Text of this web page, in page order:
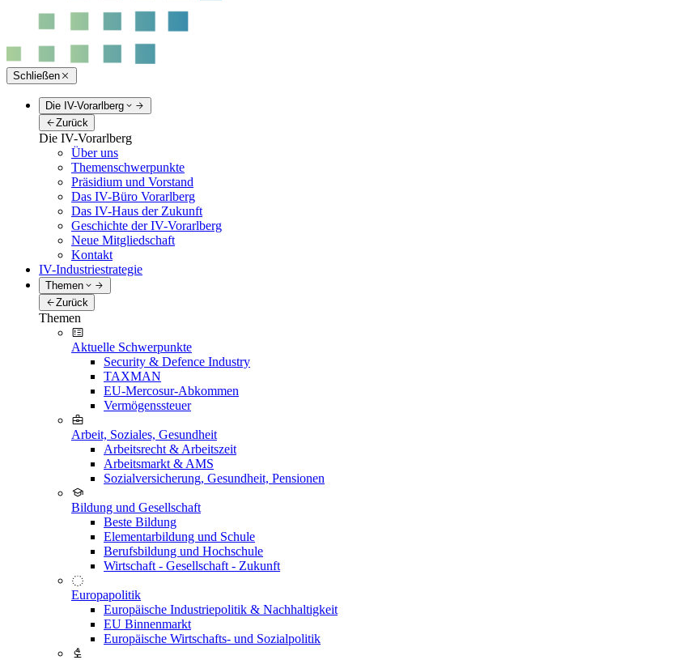
Schließen
Die IV-Vorarlberg
Zurück
Die IV-Vorarlberg
Über uns
Themenschwerpunkte
Präsidium und Vorstand
Das IV-Büro Vorarlberg
Das IV-Haus der Zukunft
Geschichte der IV-Vorarlberg
Neue Mitgliedschaft
Kontakt
IV-Industriestrategie
Themen
Zurück
Themen
Aktuelle Schwerpunkte
Security & Defence Industry
TAXMAN
EU-Mercosur-Abkommen
Vermögenssteuer
Arbeit, Soziales, Gesundheit
Arbeitsrecht & Arbeitszeit
Arbeitsmarkt & AMS
Sozialversicherung, Gesundheit, Pensionen
Bildung und Gesellschaft
Beste Bildung
Elementarbildung und Schule
Berufsbildung und Hochschule
Wirtschaft - Gesellschaft - Zukunft
Europapolitik
Europäische Industriepolitik & Nachhaltigkeit
EU Binnenmarkt
Europäische Wirtschafts- und Sozialpolitik